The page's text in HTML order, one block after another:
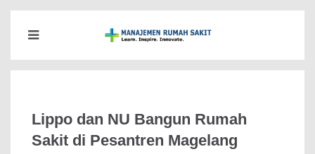
Lippo dan NU Bangun Rumah
Sakit di Pesantren Magelang